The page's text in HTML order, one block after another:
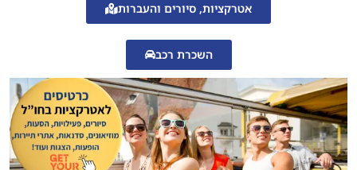
אטרקציות, סיורים והעברות
השכרת רכב